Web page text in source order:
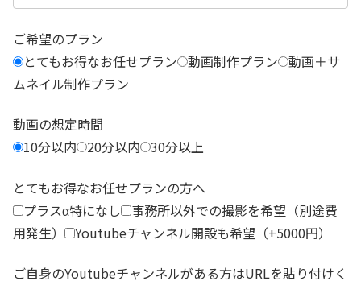
ご希望のプラン
とてもお得なお任せプラン 動画制作プラン 動画＋サ
ムネイル制作プラン
動画の想定時間
10分以内
20分以内 30分以上
とてもお得なお任せプランの方へ
プラスα特になし
事務所以外での撮影を希望（別途費
用発生）
Youtubeチャンネル開設も希望（+5000円）
ご自身のYoutubeチャンネルがある方はURLを貼り付けく